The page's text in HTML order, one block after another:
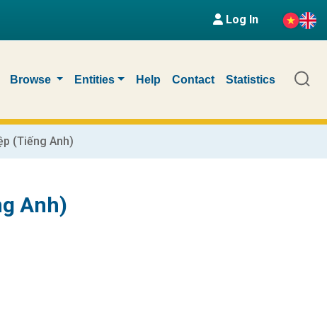
Log In
Browse Entities Help Contact Statistics
(Tiếng Anh)
Anh)